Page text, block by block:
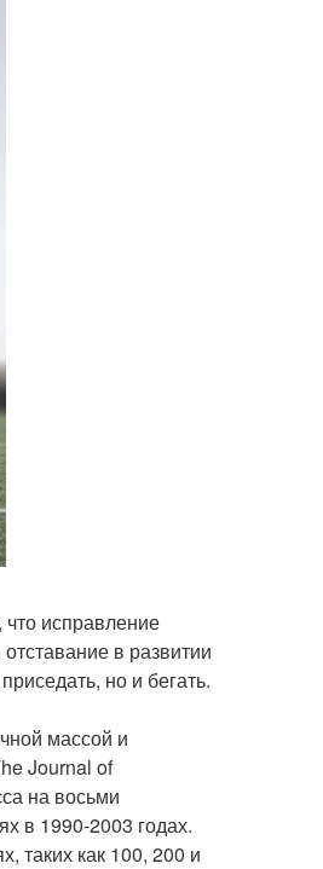
что исправление
в развитии
но и бегать.
массой и
Journal of
на восьми
в 1990-2003 годах.
таких как 100, 200 и